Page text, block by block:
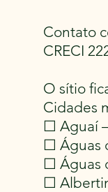
Contato
CRECI
O sítio
Cidades
☐ Aguaí
☐ Águas
☐ Águas
☐